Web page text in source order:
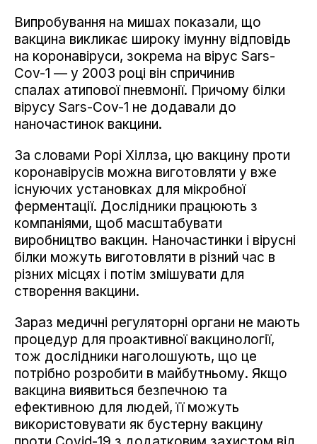
Випробування на мишах показали, що
вакцина викликає широку імунну відповідь
на коронавіруси, зокрема на вірус Sars-
Cov-1 — у 2003 році він спричинив
спалах атипової пневмонії. Причому білки
вірусу Sars-Cov-1 не додавали до
наночастинок вакцини.
За словами Рорі Хіллза, цю вакцину проти
коронавірусів можна виготовляти у вже
існуючих установках для мікробної
ферментації. Дослідники працюють з
компаніями, щоб масштабувати
виробництво вакцин. Наночастинки і вірусні
білки можуть виготовляти в різний час в
різних місцях і потім змішувати для
створення вакцини.
Зараз медичні регуляторні органи не мають
процедур для проактивної вакцинології,
тож дослідники наголошують, що це
потрібно розробити в майбутньому. Якщо
вакцина виявиться безпечною та
ефективною для людей, її можуть
використовувати як бустерну вакцину